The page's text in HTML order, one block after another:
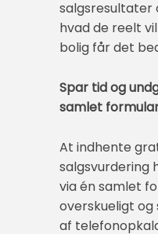
salgsresultater
hvad de reelt
bolig får det
Spar tid og
samlet
At indhente
salgsvurdering
via én samlet
overskueligt og
af